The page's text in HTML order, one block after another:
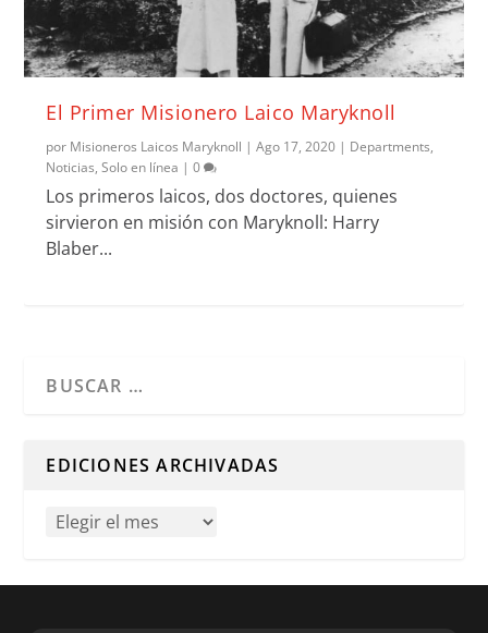
El Primer Misionero Laico Maryknoll
por Misioneros Laicos Maryknoll |Ago 17, 2020 | Departments,
Noticias,Solo en línea |0
Los primeros laicos, dos doctores, quienes
sirvieron en misión con Maryknoll: Harry
Blaber...
EDICIONES ARCHIVADAS